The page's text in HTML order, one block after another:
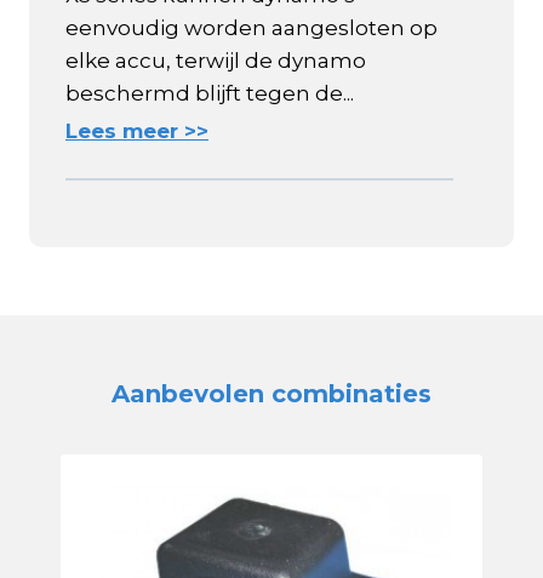
eenvoudig worden aangesloten op
elke accu, terwijl de dynamo
beschermd blijft tegen de...
Lees meer >>
Aanbevolen combinaties